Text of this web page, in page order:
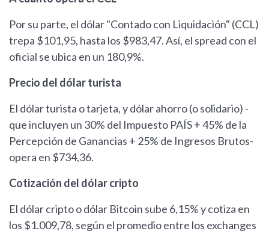
Por su parte, el dólar "Contado con Liquidación" (CCL)
trepa $101,95, hasta los $983,47. Así, el spread con el
oficial se ubica en un 180,9%.
Precio del dólar turista
El dólar turista o tarjeta, y dólar ahorro (o solidario) -
que incluyen un 30% del Impuesto PAÍS + 45% de la
Percepción de Ganancias + 25% de Ingresos Brutos-
opera en $734,36.
Cotización del dólar cripto
El dólar cripto o dólar Bitcoin sube 6,15% y cotiza en
los $1.009,78, según el promedio entre los exchanges